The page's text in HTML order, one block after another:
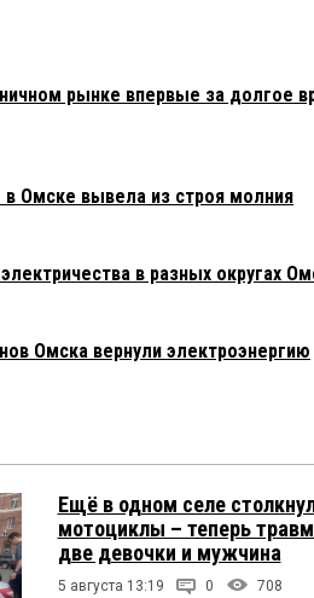
рынке впервые за долгое
Омске вывела из строя молния
в разных округах
Омска вернули электроэнергию
Ещё в одном селе
мотоциклы – теперь
две девочки и мужчина
5 августа 13:19 0 708